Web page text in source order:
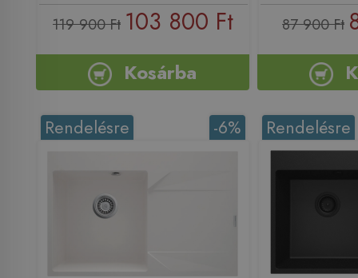
119 900 Ft 103 800 Ft
Kosárba
87 900 Ft
-6%
Rendelésre Rendelésre